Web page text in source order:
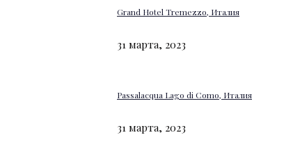
Grand Hotel Tremezzo, Италия
31 марта, 2023
Passalacqua Lago di Como, Италия
31 марта, 2023